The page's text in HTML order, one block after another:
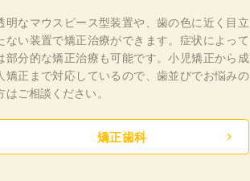
明なマウスピース型装置や、歯の色に近く目立
ない装置で矯正治療ができます。症状によって
部分的な矯正治療も可能です。小児矯正から成
矯正まで対応しているので、歯並びでお悩みの
はご相談ください。
矯正歯科